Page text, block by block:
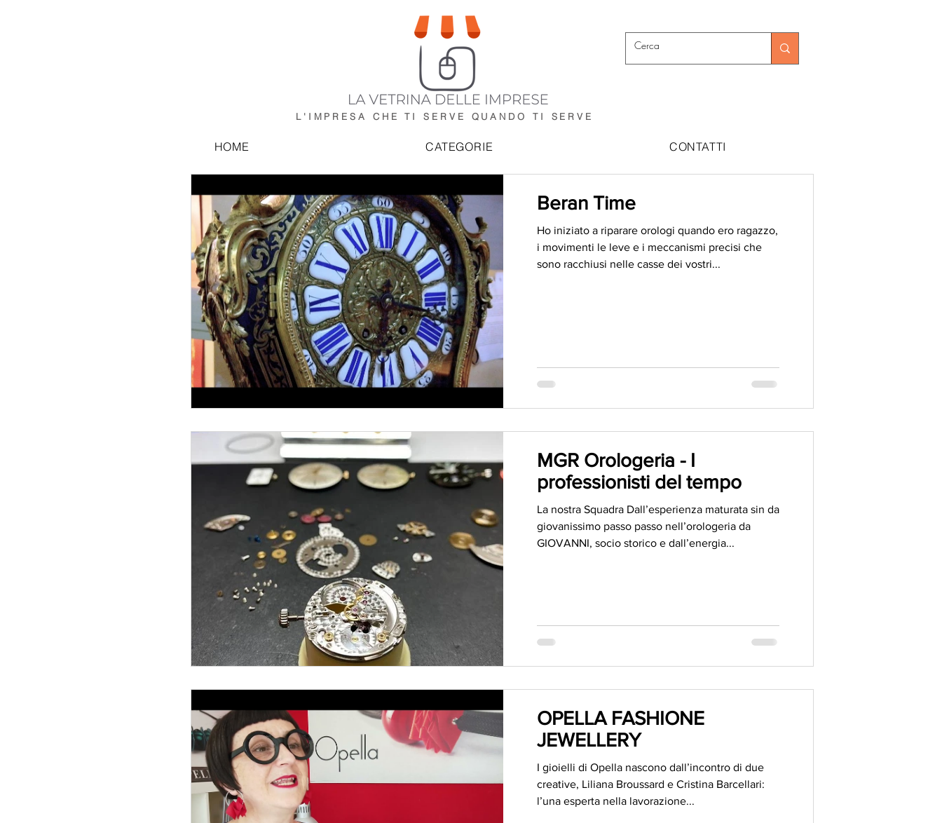
L'IMPRESA CHE TI SERVE QUANDO TI SERVE
HOME CATEGORIE CONTATTI
Beran Time
Ho iniziato a riparare orologi quando ero ragazzo,
i movimenti le leve e i meccanismi precisi che
sono racchiusi nelle casse dei vostri...
MGR Orologeria - I
professionisti del tempo
La nostra Squadra Dall’esperienza maturata sin da
giovanissimo passo passo nell’orologeria da
GIOVANNI, socio storico e dall’energia...
OPELLA FASHIONE
JEWELLERY
I gioielli di Opella nascono dall’incontro di due
creative, Liliana Broussard e Cristina Barcellari:
l’una esperta nella lavorazione...